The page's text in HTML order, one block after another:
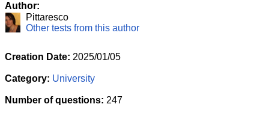
Author:
Pittaresco
Other tests from this author
Creation Date: 2025/01/05
Category: University
Number of questions: 247